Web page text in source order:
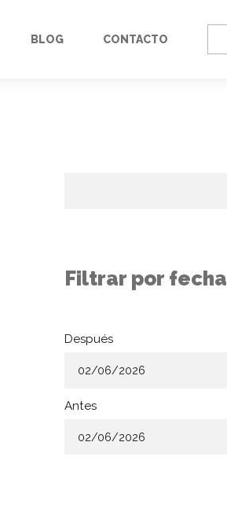
BLOG CONTACTO
Filtrar por fecha
Después
Antes